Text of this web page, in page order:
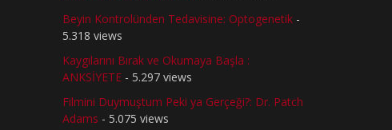
Beyin Kontrolünden Tedavisine: Optogenetik -
5.318 views
Kaygılarını Bırak ve Okumaya Başla :
ANKSİYETE - 5.297 views
Filmini Duymuştum Peki ya Gerçeği?: Dr. Patch
Adams - 5.075 views